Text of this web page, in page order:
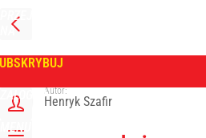
PRZEJDŹ
NA
GŁÓWNĄ
ZALOGUJ
MENU
Tygodnik Wprost
Autor:
Henryk Szafir